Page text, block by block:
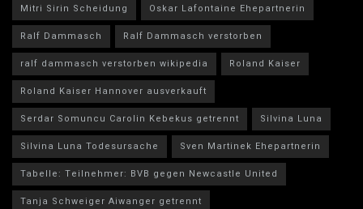
Mitri Sirin Scheidung
Oskar Lafontaine Ehepartnerin
Ralf Dammasch
Ralf Dammasch verstorben
ralf dammasch verstorben wikipedia
Roland Kaiser
Roland Kaiser Hannover ausverkauft
Serdar Somuncu Carolin Kebekus getrennt
Silvina Luna
Silvina Luna Todesursache
Sven Martinek Ehepartnerin
Tabelle: Teilnehmer: BVB gegen Newcastle United
Tanja Schweiger Aiwanger getrennt